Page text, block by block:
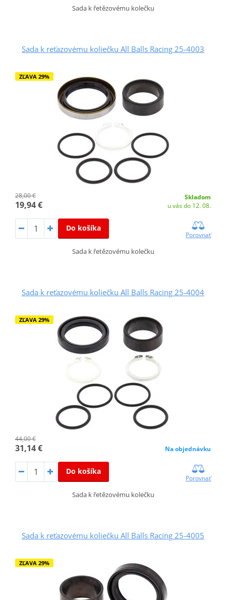
Sada k řetězovému kolečku
Sada k reťazovému koliečku All Balls Racing 25-4003
ZĽAVA 29%
28,00 €
19,94 €
Skladom
u vás do 12. 08.
Do košíka
Porovnať
Sada k řetězovému kolečku
Sada k reťazovému koliečku All Balls Racing 25-4004
ZĽAVA 29%
44,00 €
31,14 € Na objednávku
Do košíka
Porovnať
Sada k řetězovému kolečku
Sada k reťazovému koliečku All Balls Racing 25-4005
ZĽAVA 29%